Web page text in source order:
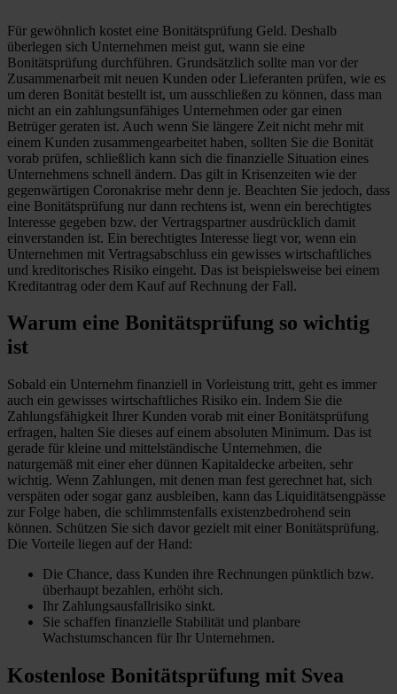
Für gewöhnlich kostet eine Bonitätsprüfung Geld. Deshalb
überlegen sich Unternehmen meist gut, wann sie eine
Bonitätsprüfung durchführen. Grundsätzlich sollte man vor der
Zusammenarbeit mit neuen Kunden oder Lieferanten prüfen, wie es
um deren Bonität bestellt ist, um ausschließen zu können, dass man
nicht an ein zahlungsunfähiges Unternehmen oder gar einen
Betrüger geraten ist. Auch wenn Sie längere Zeit nicht mehr mit
einem Kunden zusammengearbeitet haben, sollten Sie die Bonität
vorab prüfen, schließlich kann sich die finanzielle Situation eines
Unternehmens schnell ändern. Das gilt in Krisenzeiten wie der
gegenwärtigen Coronakrise mehr denn je. Beachten Sie jedoch, dass
eine Bonitätsprüfung nur dann rechtens ist, wenn ein berechtigtes
Interesse gegeben bzw. der Vertragspartner ausdrücklich damit
einverstanden ist. Ein berechtigtes Interesse liegt vor, wenn ein
Unternehmen mit Vertragsabschluss ein gewisses wirtschaftliches
und kreditorisches Risiko eingeht. Das ist beispielsweise bei einem
Kreditantrag oder dem Kauf auf Rechnung der Fall.
Warum eine Bonitätsprüfung so wichtig
ist
Sobald ein Unternehm finanziell in Vorleistung tritt, geht es immer
auch ein gewisses wirtschaftliches Risiko ein. Indem Sie die
Zahlungsfähigkeit Ihrer Kunden vorab mit einer Bonitätsprüfung
erfragen, halten Sie dieses auf einem absoluten Minimum. Das ist
gerade für kleine und mittelständische Unternehmen, die
naturgemäß mit einer eher dünnen Kapitaldecke arbeiten, sehr
wichtig. Wenn Zahlungen, mit denen man fest gerechnet hat, sich
verspäten oder sogar ganz ausbleiben, kann das Liquiditätsengpässe
zur Folge haben, die schlimmstenfalls existenzbedrohend sein
können. Schützen Sie sich davor gezielt mit einer Bonitätsprüfung.
Die Vorteile liegen auf der Hand:
Die Chance, dass Kunden ihre Rechnungen pünktlich bzw.
überhaupt bezahlen, erhöht sich.
Ihr Zahlungsausfallrisiko sinkt.
Sie schaffen finanzielle Stabilität und planbare
Wachstumschancen für Ihr Unternehmen.
Kostenlose Bonitätsprüfung mit Svea